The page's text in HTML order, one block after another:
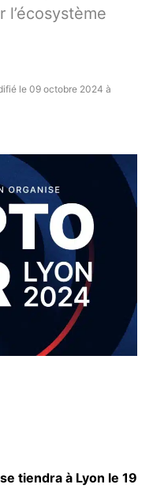
l’écosystème
le 09 octobre 2024 à
tiendra à Lyon le 19